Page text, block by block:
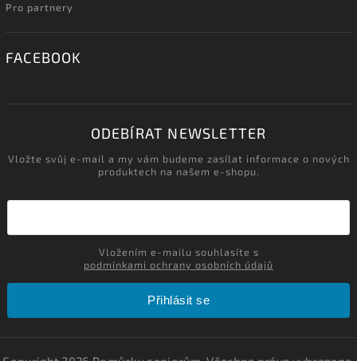
Pro partnery
FACEBOOK
ODEBÍRAT NEWSLETTER
Vložte svůj e-mail a my vám budeme zasílat informace o nových
produktech na našem e-shopu.
podmínkami ochrany osobních údajů
Přihlásit se